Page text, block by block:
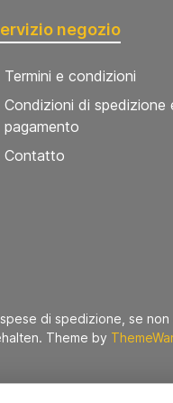
negozio
Termini e condizioni
Condizioni di spedizione
pagamento
Contatto
di spedizione, se
Theme by